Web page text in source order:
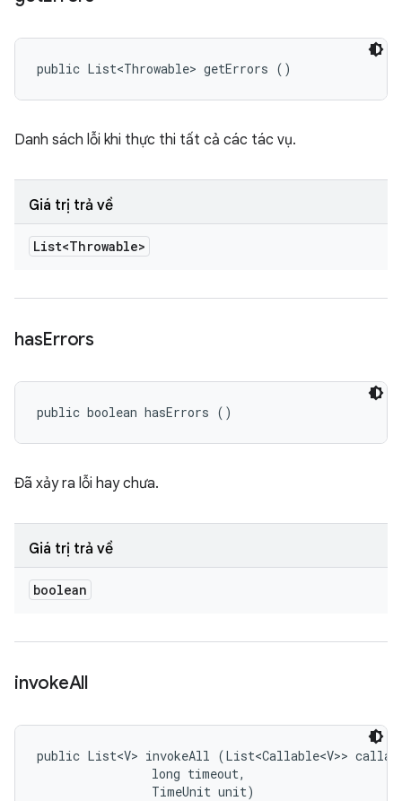
public List<Throwable> getErrors ()
Danh sách lỗi khi thực thi tất cả các tác vụ.
Giá trị trả về
List<Throwable>
hasErrors
public boolean hasErrors ()
Đã xảy ra lỗi hay chưa.
Giá trị trả về
boolean
invokeAll
public List<V> invokeAll (List<Callable<V>>
                long timeout,
                TimeUnit unit)